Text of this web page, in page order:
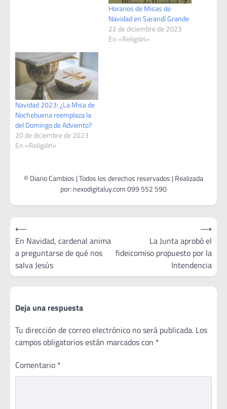
Horarios de Misas de
Navidad en Sarandí Grande
22 de diciembre de 2023
En «Religión»
Navidad 2023: ¿La Misa de
Nochebuena reemplaza la
del Domingo de Adviento?
20 de diciembre de 2023
En «Religión»
Navegación
de
entradas
⟵
En Navidad, cardenal anima
a preguntarse de qué nos
salva Jesús
La Junta aprobó el
fideicomiso propuesto por la
Intendencia
⟶
Deja una respuesta
Tu dirección de correo electrónico no será publicada. Los
campos obligatorios están marcados con *
Comentario *